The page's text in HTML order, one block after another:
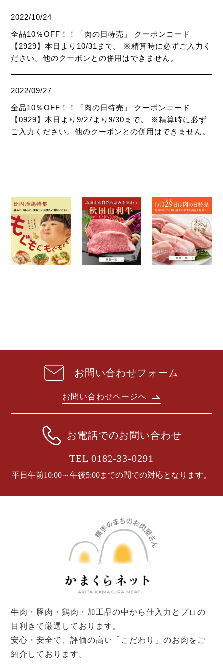
2022/10/24
全品10％OFF！！「肉の日特売」 クーポンコード
【2929】本日より10/31まで。 ※精算時に必ずご入力く
ださい。他のクーポンとの併用はできません。
2022/09/27
全品10％OFF！！「肉の日特売」 クーポンコード
【0929】本日より9/27より9/30まで。 ※精算時に必ず
ご入力ください。他のクーポンとの併用はできません。
お問い合わせフォーム
お問い合わせページへ
お電話でのお問い合わせ
TEL 0182-33-0291
平日午前10:00～午後5:00までの間での対応となります。
牛肉・豚肉・鶏肉・加工品の中から仕入力とプロの
目利きで厳選しております。
安心・安全で、評価の高い「こだわり」のお肉をご
紹介しております。